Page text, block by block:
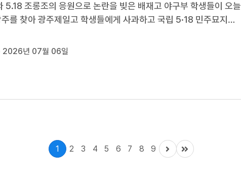
5.18 조롱조의 응원으로 논란을 빚은 배재고 야구부 학생들이 오늘
를 찾아 광주제일고 학생들에게 사과하고 국립 5·18 민주묘지에
광주제일고 강당에서 약 30분간 화해의 시간을 가지고 배재고 야
2026년 07월 06일
1 2 3 4 5 6 7 8 9